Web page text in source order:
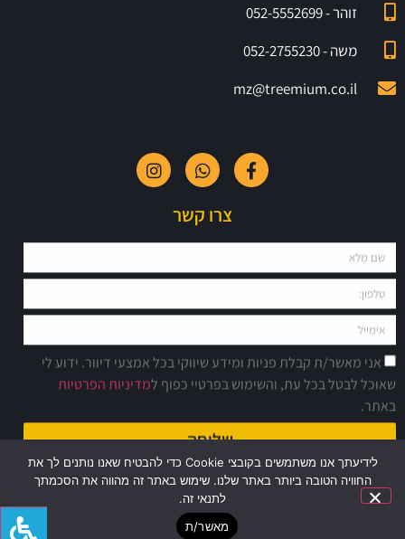
זוהר - 052-5552699
משה - 052-2755230
mz@treemium.co.il
צרו קשר
אני מאשר/ת קבלת פניות ומידע שיווקי בכל אמצעי דיוור. ידוע לי
שאוכל לבטל בכל עת, והשימוש בפרטיי כפוף למדיניות הפרטיות
באתר.
שליחה
לידיעתך אנו משתמשים בקובצי Cookie כדי להבטיח שאנו נותנים לך את
החוויה הטובה ביותר באתר שלנו. שימוש באתר זה מהווה את הסכמתך
לתנאי זה.
מאשר/ת